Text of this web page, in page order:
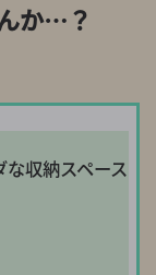
か…？
収納スペース